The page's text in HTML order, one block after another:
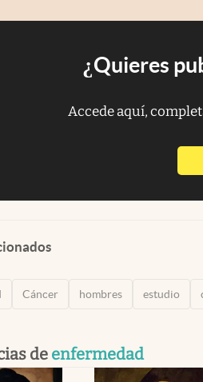
¿Quieres
Accede aquí,
Cáncer hombres estudio
de enfermedad